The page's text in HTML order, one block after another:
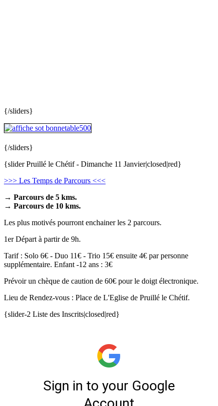
{/sliders}
{/sliders}
{slider Pruillé le Chétif - Dimanche 11 Janvier|closed|red}
>>> Les Temps de Parcours <<<
→ Parcours de 5 kms.
→ Parcours de 10 kms.
Les plus motivés pourront enchainer les 2 parcours.
1er Départ à partir de 9h.
Tarif : Solo 6€ - Duo 11€ - Trio 15€ ensuite 4€ par personne
supplémentaire. Enfant -12 ans : 3€
Prévoir un chèque de caution de 60€ pour le doigt électronique.
Lieu de Rendez-vous : Place de L'Eglise de Pruillé le Chétif.
{slider-2 Liste des Inscrits|closed|red}